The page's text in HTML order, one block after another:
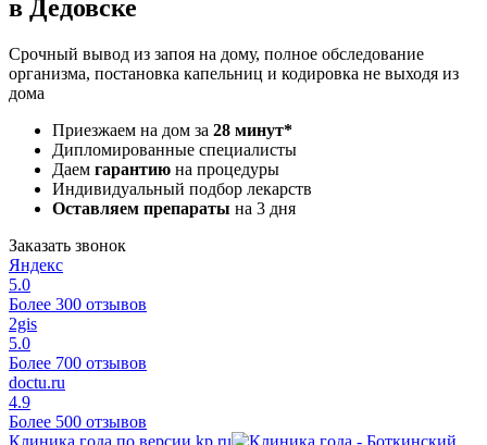
в Дедовске
Срочный вывод из запоя на дому, полное обследование
организма, постановка капельниц и кодировка не выходя из
дома
Приезжаем на дом за 28 минут*
Дипломированные специалисты
Даем гарантию на процедуры
Индивидуальный подбор лекарств
Оставляем препараты на 3 дня
Заказать звонок
Яндекс
5.0
Более 300 отзывов
2gis
5.0
Более 700 отзывов
doctu.ru
4.9
Более 500 отзывов
Клиника года по версии kp.ru